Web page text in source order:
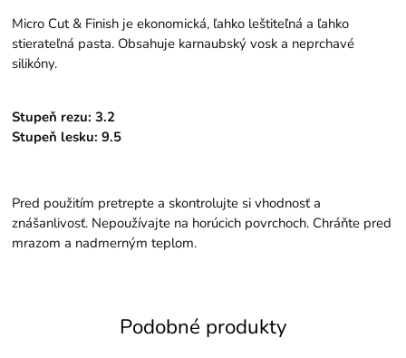
Micro Cut & Finish je ekonomická, ľahko leštiteľná a ľahko
stierateľná pasta. Obsahuje karnaubský vosk a neprchavé
silikóny.
Stupeň rezu: 3.2
Stupeň lesku: 9.5
Pred použitím pretrepte a skontrolujte si vhodnosť a
znášanlivosť. Nepoužívajte na horúcich povrchoch. Chráňte pred
mrazom a nadmerným teplom.
Podobné produkty